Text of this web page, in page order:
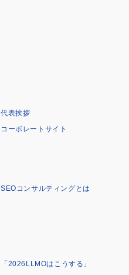
代表挨拶
コーポレートサイト
SEOコンサルティングとは
「2026LLMOはこうする」